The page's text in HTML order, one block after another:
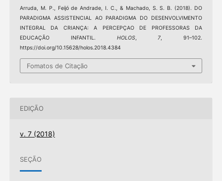
Arruda, M. P., Feijó de Andrade, I. C., & Machado, S. S. B. (2018). DO
PARADIGMA ASSISTENCIAL AO PARADIGMA DO DESENVOLVIMENTO
INTEGRAL DA CRIANÇA: A PERCEPÇAO DE PROFESSORAS DA
EDUCAÇÃO INFANTIL. HOLOS,7, 91–102.
https://doi.org/10.15628/holos.2018.4384
Fomatos de Citação
EDIÇÃO
v. 7 (2018)
SEÇÃO